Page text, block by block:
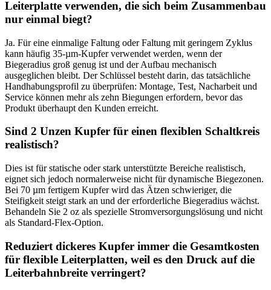
Leiterplatte verwenden, die sich beim Zusammenbau
nur einmal biegt?
Ja. Für eine einmalige Faltung oder Faltung mit geringem Zyklus
kann häufig 35-µm-Kupfer verwendet werden, wenn der
Biegeradius groß genug ist und der Aufbau mechanisch
ausgeglichen bleibt. Der Schlüssel besteht darin, das tatsächliche
Handhabungsprofil zu überprüfen: Montage, Test, Nacharbeit und
Service können mehr als zehn Biegungen erfordern, bevor das
Produkt überhaupt den Kunden erreicht.
Sind 2 Unzen Kupfer für einen flexiblen Schaltkreis
realistisch?
Dies ist für statische oder stark unterstützte Bereiche realistisch,
eignet sich jedoch normalerweise nicht für dynamische Biegezonen.
Bei 70 µm fertigem Kupfer wird das Ätzen schwieriger, die
Steifigkeit steigt stark an und der erforderliche Biegeradius wächst.
Behandeln Sie 2 oz als spezielle Stromversorgungslösung und nicht
als Standard-Flex-Option.
Reduziert dickeres Kupfer immer die Gesamtkosten
für flexible Leiterplatten, weil es den Druck auf die
Leiterbahnbreite verringert?